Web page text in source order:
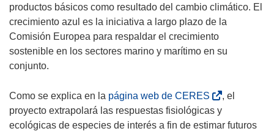
e
n
u
v
productos básicos como resultado del cambio climático. El
crecimiento azul es la iniciativa a largo plazo de la
Comisión Europea para respaldar el crecimiento
sostenible en los sectores marino y marítimo en su
conjunto.
Como se explica en la página web de CERES
s
e
, el
proyecto extrapolará las respuestas fisiológicas y
ecológicas de especies de interés a fin de estimar futuros